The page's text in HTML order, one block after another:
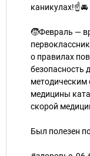
каникулах!☝🚘
🧒Февраль —
о правилах
безопасность
методическим
медицины
скорой
Был полезен